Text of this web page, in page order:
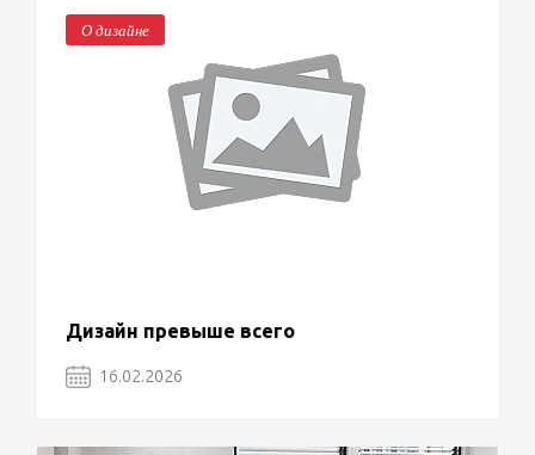
О дизайне
Дизайн превыше всего
16.02.2026